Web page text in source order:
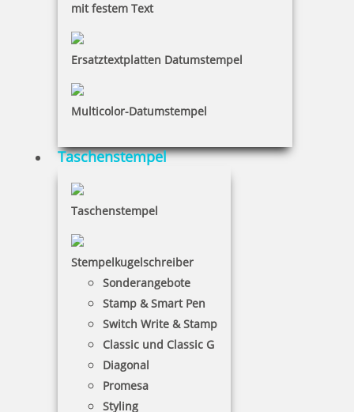
mit festem Text
Ersatztextplatten Datumstempel
Multicolor-Datumstempel
Taschenstempel
Taschenstempel
Stempelkugelschreiber
Sonderangebote
Stamp & Smart Pen
Switch Write & Stamp
Classic und Classic G
Diagonal
Promesa
Styling
19,75 €
inkl. 19 % Mwst.
Colop Printer Motivstempel zum Geburtstag, Alles Gute,
Dankeschön
17,90 €